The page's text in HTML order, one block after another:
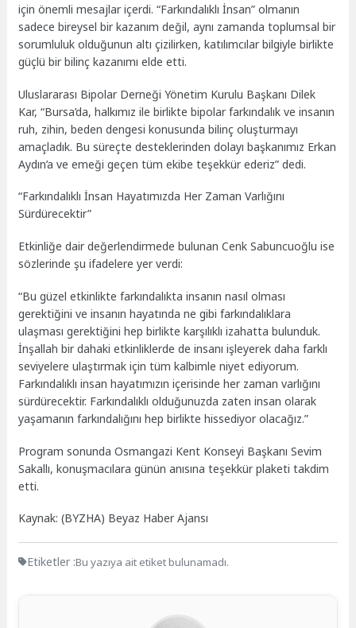
için önemli mesajlar içerdi. “Farkındalıklı İnsan” olmanın
sadece bireysel bir kazanım değil, aynı zamanda toplumsal bir
sorumluluk olduğunun altı çizilirken, katılımcılar bilgiyle birlikte
güçlü bir bilinç kazanımı elde etti.
Uluslararası Bipolar Derneği Yönetim Kurulu Başkanı Dilek
Kar, “Bursa’da, halkımız ile birlikte bipolar farkındalık ve insanın
ruh, zihin, beden dengesi konusunda bilinç oluşturmayı
amaçladık. Bu süreçte desteklerinden dolayı başkanımız Erkan
Aydın’a ve emeği geçen tüm ekibe teşekkür ederiz” dedi.
“Farkındalıklı İnsan Hayatımızda Her Zaman Varlığını
Sürdürecektir”
Etkinliğe dair değerlendirmede bulunan Cenk Sabuncuoğlu ise
sözlerinde şu ifadelere yer verdi:
“Bu güzel etkinlikte farkındalıkta insanın nasıl olması
gerektiğini ve insanın hayatında ne gibi farkındalıklara
ulaşması gerektiğini hep birlikte karşılıklı izahatta bulunduk.
İnşallah bir dahaki etkinliklerde de insanı işleyerek daha farklı
seviyelere ulaştırmak için tüm kalbimle niyet ediyorum.
Farkındalıklı insan hayatımızın içerisinde her zaman varlığını
sürdürecektir. Farkındalıklı olduğunuzda zaten insan olarak
yaşamanın farkındalığını hep birlikte hissediyor olacağız.”
Program sonunda Osmangazi Kent Konseyi Başkanı Sevim
Sakallı, konuşmacılara günün anısına teşekkür plaketi takdim
etti.
Kaynak: (BYZHA) Beyaz Haber Ajansı
Etiketler :Bu yazıya ait etiket bulunamadı.